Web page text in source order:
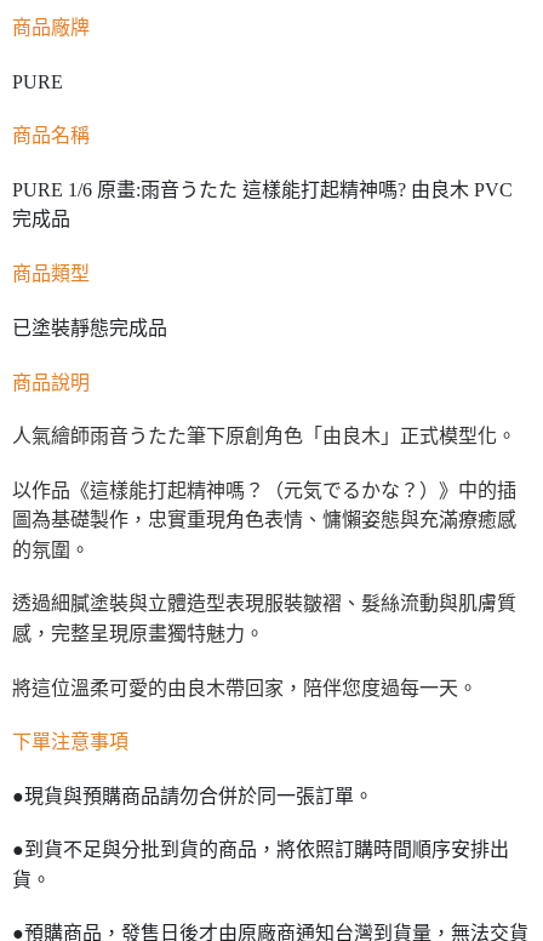
商品廠牌
PURE
商品名稱
PURE 1/6 原畫:雨音うたた 這樣能打起精神嗎? 由良木 PVC
完成品
商品類型
已塗裝靜態完成品
商品說明
人氣繪師雨音うたた筆下原創角色「由良木」正式模型化。
以作品《這樣能打起精神嗎？（元気でるかな？）》中的插
圖為基礎製作，忠實重現角色表情、慵懶姿態與充滿療癒感
的氛圍。
透過細膩塗裝與立體造型表現服裝皺褶、髮絲流動與肌膚質
感，完整呈現原畫獨特魅力。
將這位溫柔可愛的由良木帶回家，陪伴您度過每一天。
下單注意事項
●現貨與預購商品請勿合併於同一張訂單。
●到貨不足與分批到貨的商品，將依照訂購時間順序安排出
貨。
●預購商品，發售日後才由原廠商通知台灣到貨量，無法交貨